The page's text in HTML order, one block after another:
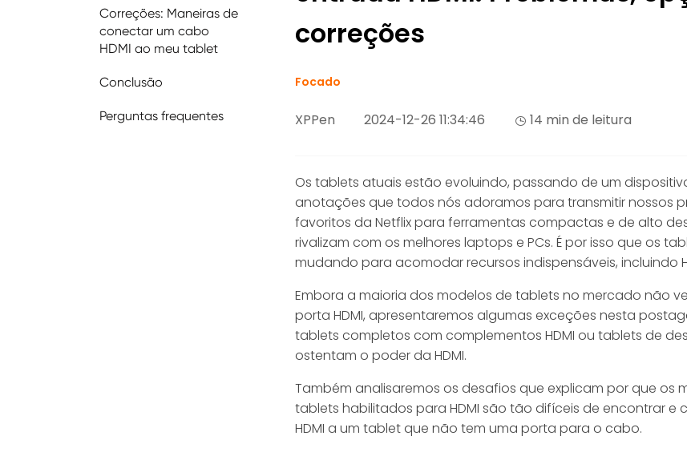
Correções: Maneiras de
conectar um cabo
HDMI ao meu tablet
Conclusão
Perguntas frequentes
correções
Focado
XPPen 2024-12-26 11:34:46 14 min de leitura
Os tablets atuais estão evoluindo, passando de um
anotações que todos nós adoramos para transmitir nossos
favoritos da Netflix para ferramentas compactas e de alto
rivalizam com os melhores laptops e PCs. É por isso que os
mudando para acomodar recursos indispensáveis, incluindo
Embora a maioria dos modelos de tablets no mercado não
porta HDMI, apresentaremos algumas exceções nesta
tablets completos com complementos HDMI ou tablets de
ostentam o poder da HDMI.
Também analisaremos os desafios que explicam por que os
tablets habilitados para HDMI são tão difíceis de encontrar e
HDMI a um tablet que não tem uma porta para o cabo.